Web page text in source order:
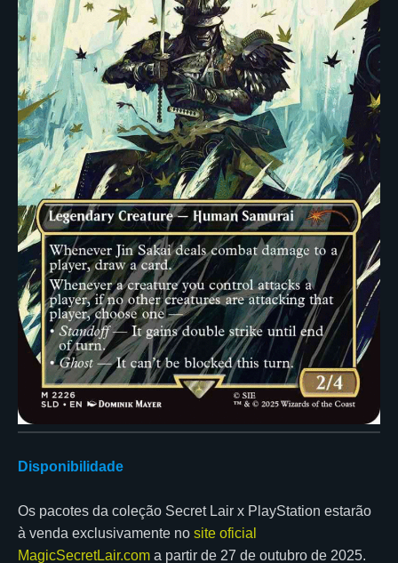
Disponibilidade
Os pacotes da coleção Secret Lair x PlayStation estarão
à venda exclusivamente no site oficial
MagicSecretLair.com a partir de 27 de outubro de 2025.